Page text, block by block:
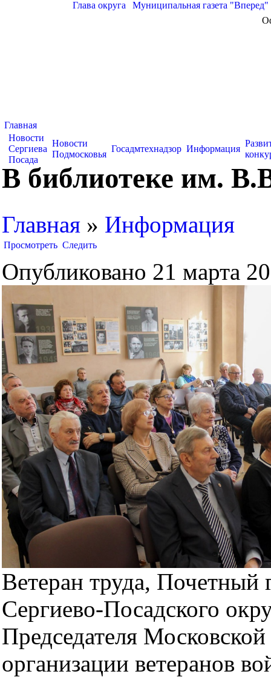
Глава округа Муниципальная газета "Вперед"
Главная
Новости
Сергиева
Посада
Новости
Подмосковья
Госадмтехнадзор Информация
В библиотеке им.
Главная » Информация
Просмотреть Следить
Опубликовано 21 марта
Ветеран труда, Почетный
Сергиево-Посадского
Председателя
организации ветеранов